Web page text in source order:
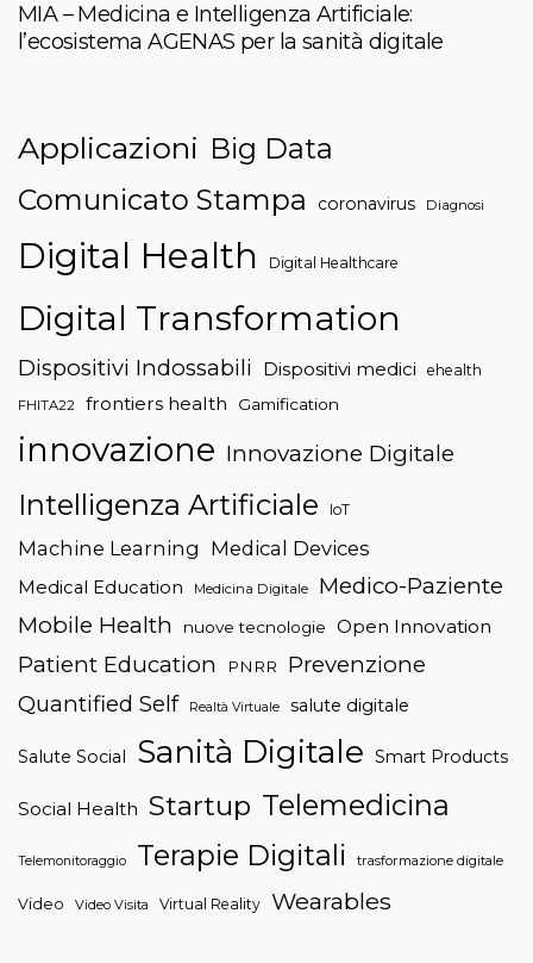
MIA – Medicina e Intelligenza Artificiale:
l’ecosistema AGENAS per la sanità digitale
Applicazioni Big Data
Comunicato Stampa
coronavirus Diagnosi
Digital Health Digital Healthcare
Digital Transformation
Dispositivi Indossabili Dispositivi medici ehealth
FHITA22 frontiers health Gamification
innovazione Innovazione Digitale
Intelligenza Artificiale IoT
Machine Learning Medical Devices
Medical Education Medicina Digitale
Medico-Paziente
Mobile Health
nuove tecnologie Open Innovation
Patient Education PNRR
Prevenzione
Quantified Self
Realtà Virtuale salute digitale
Salute Social Sanità Digitale Smart Products
Social Health Startup Telemedicina
Telemonitoraggio Terapie Digitali trasformazione digitale
Video Video Visita Virtual Reality Wearables